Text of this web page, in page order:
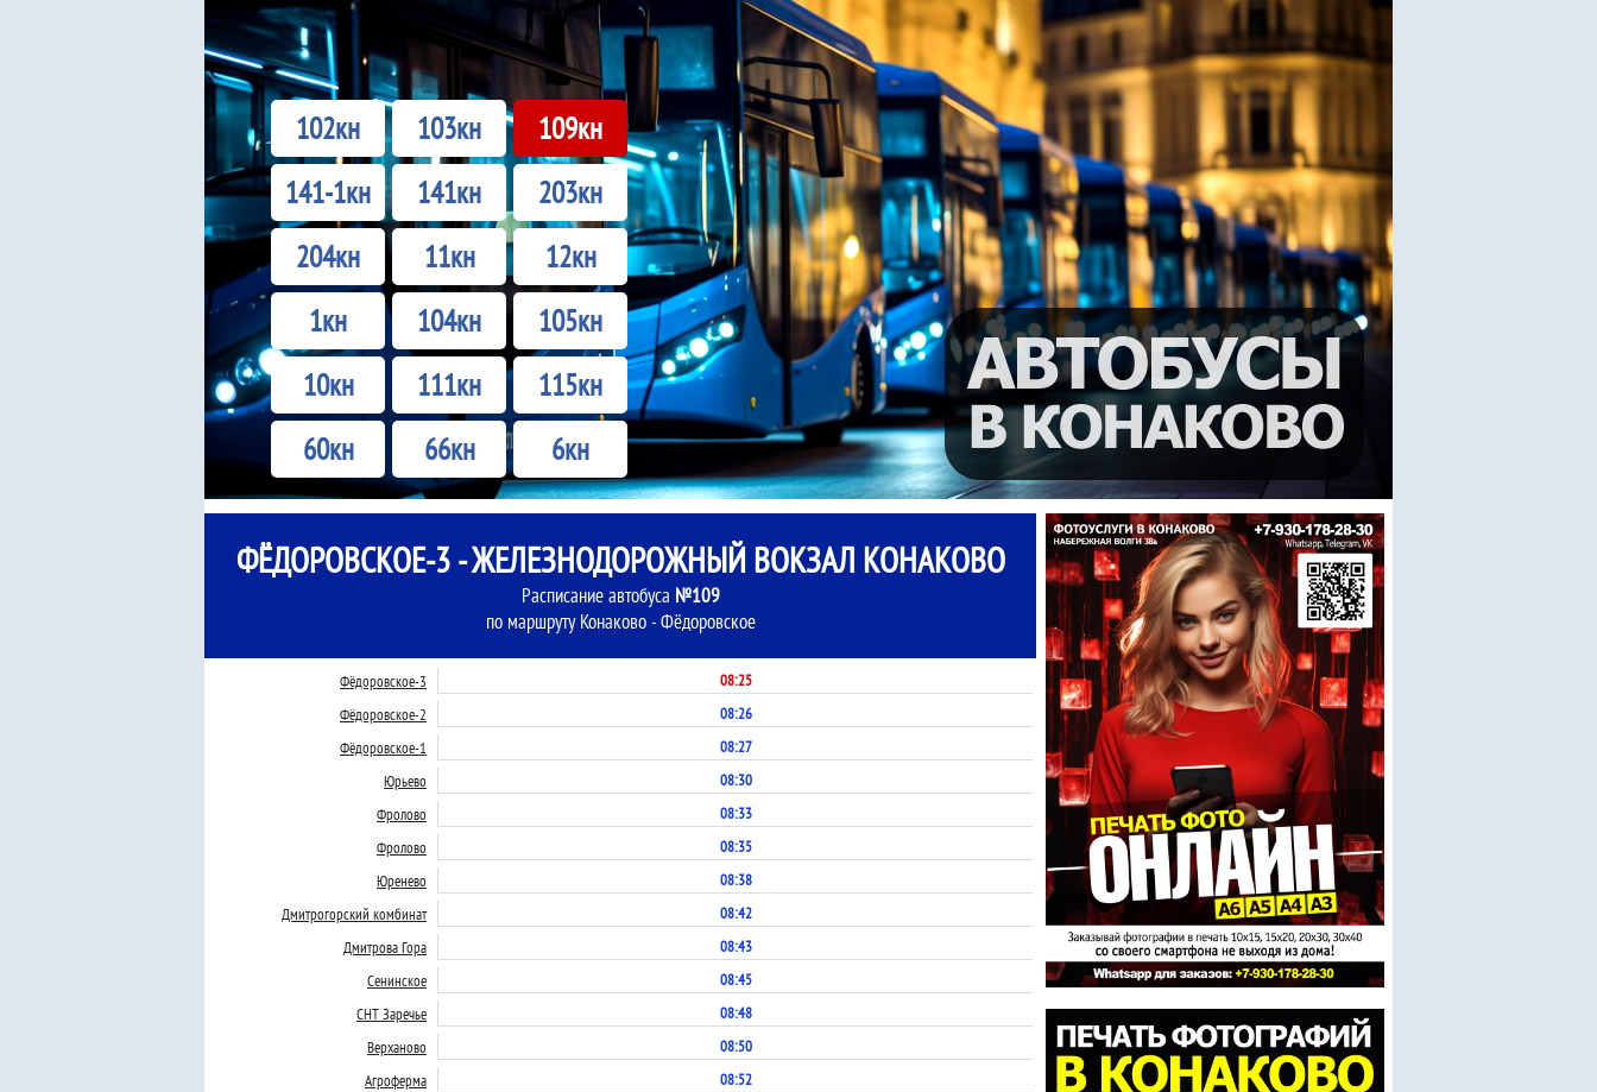
102кн 103кн
109кн
141-1кн
141кн
203кн
204кн
11кн
12кн
1кн
104кн
105кн
10кн
111кн
115кн
60кн
66кн 6кн
ФЁДОРОВСКОЕ-3 - ЖЕЛЕЗНОДОРОЖНЫЙ ВОКЗАЛ КОНАКОВО
Расписание автобуса №109
по маршруту Конаково - Фёдоровское
Фёдоровское-3
08:25
Фёдоровское-2
08:26
Фёдоровское-1
08:27
Юрьево
08:30
Фролово
08:33
Фролово
08:35
Юренево
08:38
Дмитрогорский комбинат
08:42
Дмитрова Гора
08:43
Сенинское
08:45
СНТ Заречье
08:48
Верханово
08:50
Агроферма
08:52